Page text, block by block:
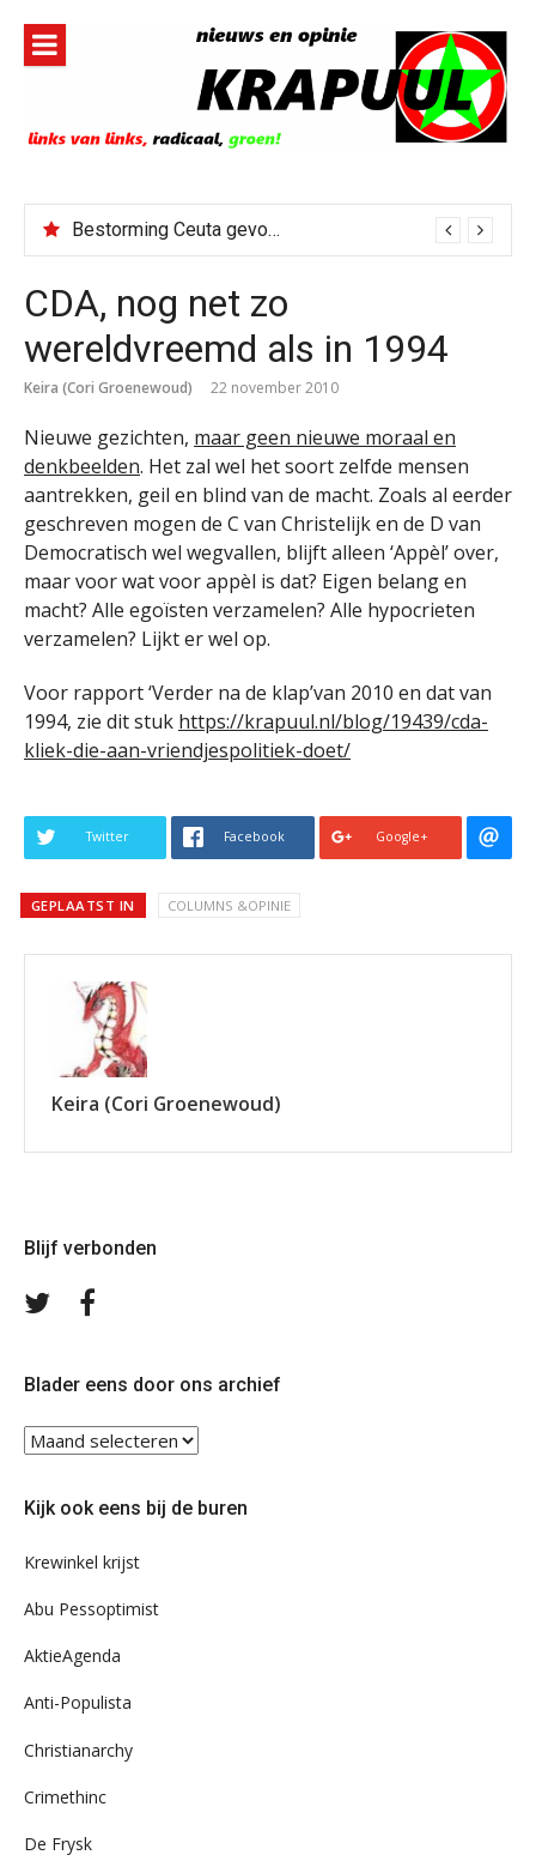
inhoud
Bestorming Ceuta gevolg van op sociale media verspreide hoax?
CDA, nog net zo
wereldvreemd als in 1994
Keira (Cori Groenewoud) 22 november 2010
Nieuwe gezichten, maar geen nieuwe moraal en
denkbeelden. Het zal wel het soort zelfde mensen
aantrekken, geil en blind van de macht. Zoals al eerder
geschreven mogen de C van Christelijk en de D van
Democratisch wel wegvallen, blijft alleen ‘Appèl’ over,
maar voor wat voor appèl is dat? Eigen belang en
macht? Alle egoïsten verzamelen? Alle hypocrieten
verzamelen? Lijkt er wel op.
Voor rapport ‘Verder na de klap’van 2010 en dat van
1994, zie dit stuk https://krapuul.nl/blog/19439/cda-
kliek-die-aan-vriendjespolitiek-doet/
Twitter Facebook Google+
GEPLAATST IN COLUMNS &OPINIE
Keira (Cori Groenewoud)
Blijf verbonden
Volg
Blader eens door ons archief
Blader
eens
ons
Kijk ook eens bij de buren
Krewinkel krijst
Abu Pessoptimist
AktieAgenda
Anti-Populista
Christianarchy
Crimethinc
De Frysk